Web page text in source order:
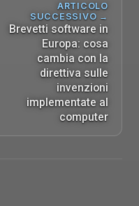
ARTICOLO
SUCCESSIVO →
Brevetti software in
Europa: cosa
cambia con la
direttiva sulle
invenzioni
implementate al
computer